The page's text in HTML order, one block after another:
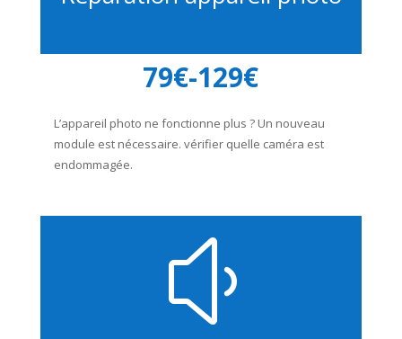
79€-129€
L’appareil photo ne fonctionne plus ? Un nouveau
module est nécessaire. vérifier quelle caméra est
endommagée.
y